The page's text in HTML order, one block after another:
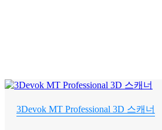
3Devok MT Professional 3D 스캐너